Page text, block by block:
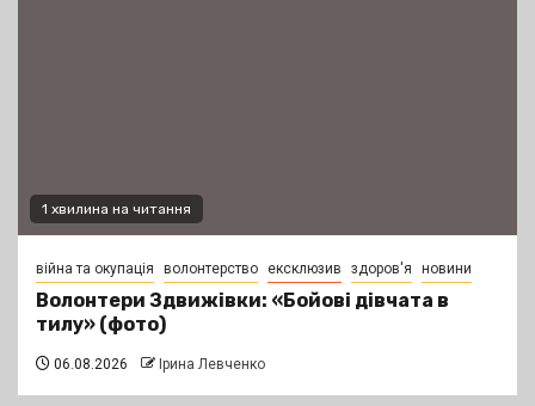
1 хвилина на читання
війна та окупація волонтерство ексклюзив здоров'я новини
Волонтери Здвижівки: «Бойові дівчата в
тилу» (фото)
06.08.2026 Ірина Левченко